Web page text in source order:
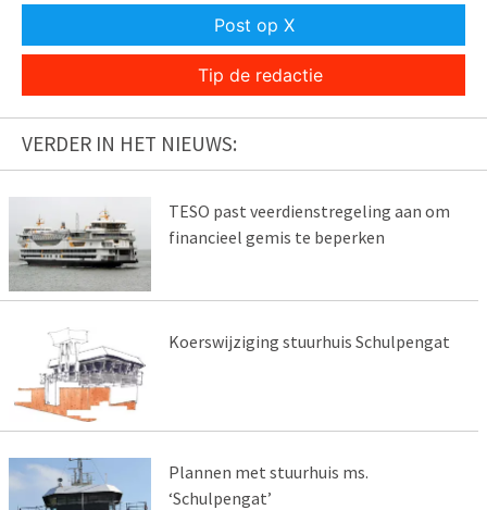
Post op X
Tip de redactie
VERDER IN HET NIEUWS:
TESO past veerdienstregeling aan om
financieel gemis te beperken
Koerswijziging stuurhuis Schulpengat
Plannen met stuurhuis ms.
‘Schulpengat’